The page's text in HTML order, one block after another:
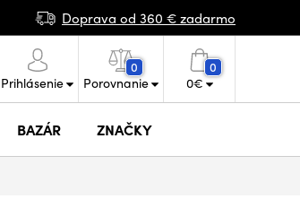
Doprava od 360 € zadarmo
Prihlásenie
0
Porovnanie
0
0€
BAZÁR ZNAČKY